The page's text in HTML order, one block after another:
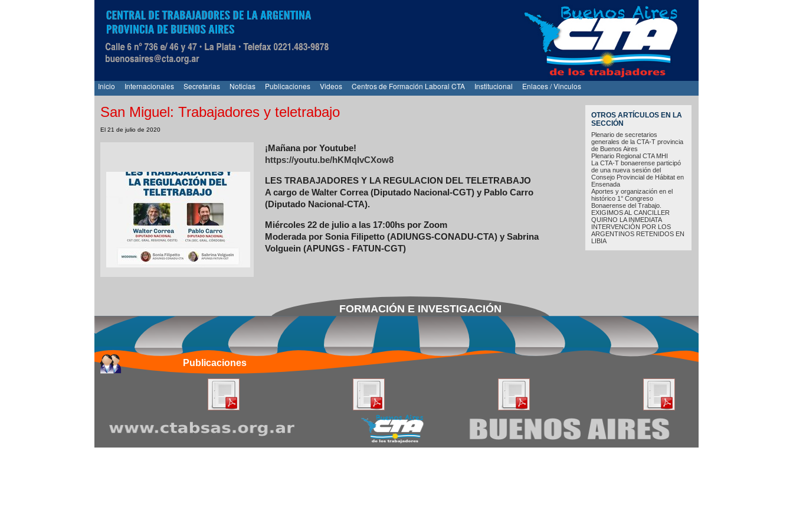
Inicio Internacionales Secretarias Noticias Publicaciones Videos Centros de Formación Laboral CTA Institucional Enlaces / Vinculos
OTROS ARTÍCULOS EN LA
SECCIÓN
Plenario de secretarios
generales de la CTA-T provincia
de Buenos Aires
Plenario Regional CTA MHI
La CTA-T bonaerense participó
de una nueva sesión del
Consejo Provincial de Hábitat en
Ensenada
Aportes y organización en el
histórico 1° Congreso
Bonaerense del Trabajo.
EXIGIMOS AL CANCILLER
QUIRNO LA INMEDIATA
INTERVENCIÓN POR LOS
ARGENTINOS RETENIDOS EN
LIBIA
San Miguel: Trabajadores y teletrabajo
El 21 de julio de 2020
¡Mañana por Youtube!
https://youtu.be/hKMqIvCXow8
LES TRABAJADORES Y LA REGULACION DEL TELETRABAJO
A cargo de Walter Correa (Diputado Nacional-CGT) y Pablo Carro
(Diputado Nacional-CTA).
Miércoles 22 de julio a las 17:00hs por Zoom
Moderada por Sonia Filipetto (ADIUNGS-CONADU-CTA) y Sabrina
Volguein (APUNGS - FATUN-CGT)
FORMACIÓN E INVESTIGACIÓN
Publicaciones